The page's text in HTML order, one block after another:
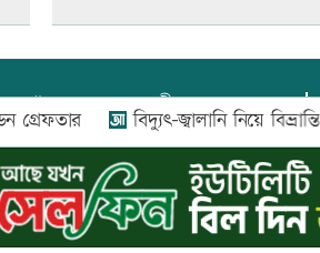
সম্পাদক:আফজাল বারী
কর্তৃক সম্পাদিত ও প্রকাশিত
আল রাজী কমপ্লেক্স, ১৬৬-১৬৭
সরণি, পুরানা পল্টন, ঢাকা-১০০০
বিদ্যুৎ-জ্বালানি নিয়ে বিভ্রান্তি